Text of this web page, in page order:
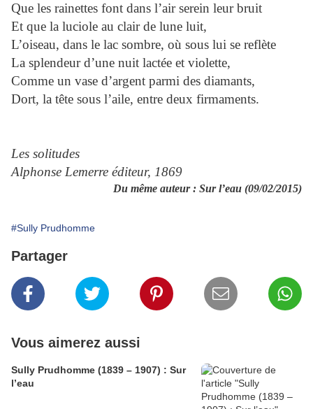
Que les rainettes font dans l’air serein leur bruit
Et que la luciole au clair de lune luit,
L’oiseau, dans le lac sombre, où sous lui se reflète
La splendeur d’une nuit lactée et violette,
Comme un vase d’argent parmi des diamants,
Dort, la tête sous l’aile, entre deux firmaments.
Les solitudes
Alphonse Lemerre éditeur, 1869
Du même auteur : Sur l’eau (09/02/2015)
#Sully Prudhomme
Partager
Vous aimerez aussi
Sully Prudhomme (1839 – 1907) : Sur
l’eau